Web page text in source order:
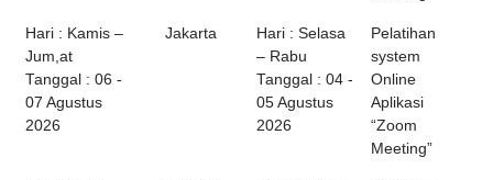
Hari : Kamis –
Jum,at
Tanggal : 06 -
07 Agustus
2026
Jakarta
Hari : Selasa
– Rabu
Tanggal : 04 -
05 Agustus
2026
Pelatihan
system
Online
Aplikasi
“Zoom
Meeting”